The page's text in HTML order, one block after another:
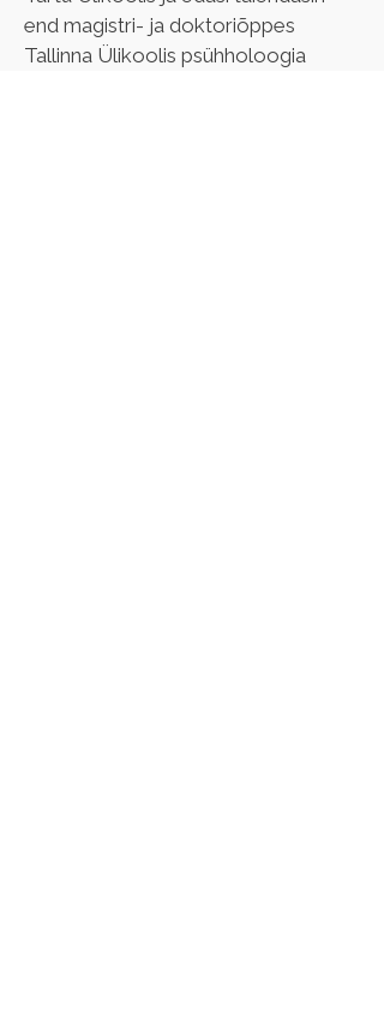
end magistri- ja doktoriõppes
Tallinna Ülikoolis psühholoogia